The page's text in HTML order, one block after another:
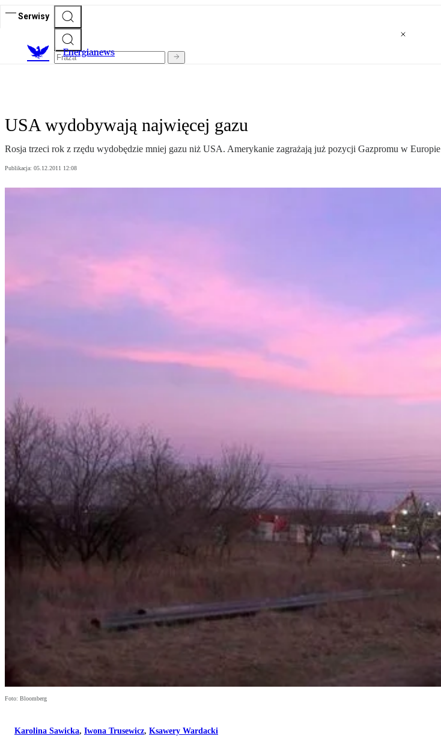
Serwisy
Energianews
USA wydobywają najwięcej gazu
Rosja trzeci rok z rzędu wydobędzie mniej gazu niż USA. Amerykanie zagrażają już pozycji Gazpromu w Europie
Publikacja: 05.12.2011 12:08
Foto: Bloomberg
Karolina Sawicka, Iwona Trusewicz, Ksawery Wardacki